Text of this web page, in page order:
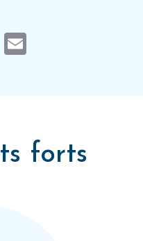
Twitter
forts